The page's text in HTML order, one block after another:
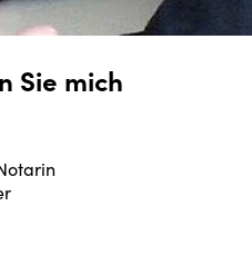
Sie mich